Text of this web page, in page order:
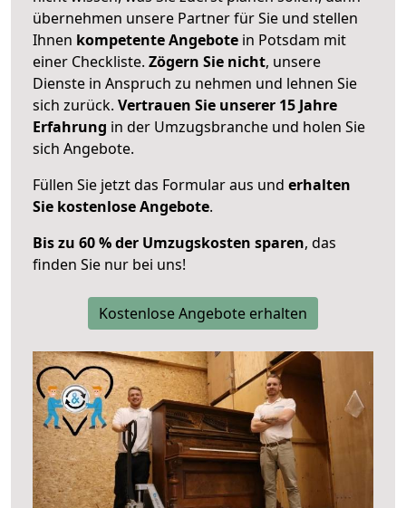
übernehmen unsere Partner für Sie und stellen
Ihnen kompetente Angebote in Potsdam mit
einer Checkliste. Zögern Sie nicht, unsere
Dienste in Anspruch zu nehmen und lehnen Sie
sich zurück. Vertrauen Sie unserer 15 Jahre
Erfahrung in der Umzugsbranche und holen Sie
sich Angebote.
Füllen Sie jetzt das Formular aus und erhalten
Sie kostenlose Angebote.
Bis zu 60 % der Umzugskosten sparen, das
finden Sie nur bei uns!
Kostenlose Angebote erhalten